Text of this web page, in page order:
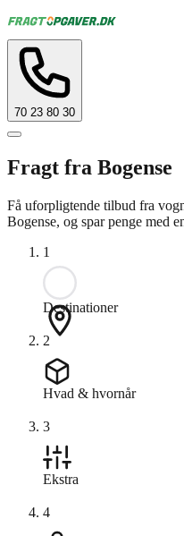
70 23 80 30
Fragt fra Bogense
Få uforpligtende tilbud fra
Bogense, og spar penge med
1
Destinationer
2
Hvad & hvornår
3
Ekstra
4